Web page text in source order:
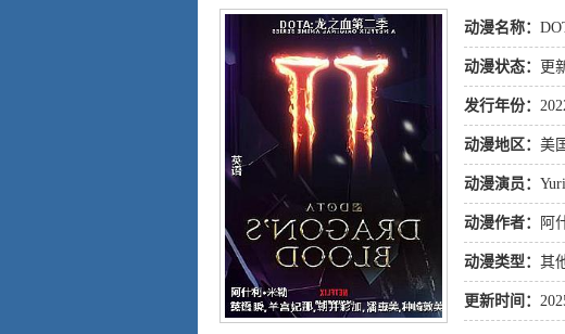
动漫名称：
动漫状态： 更
发行年份：
动漫地区： 美
动漫演员： Yuri
动漫作者： 阿
动漫类型： 其
爱,冒险,剧情,
更新时间：